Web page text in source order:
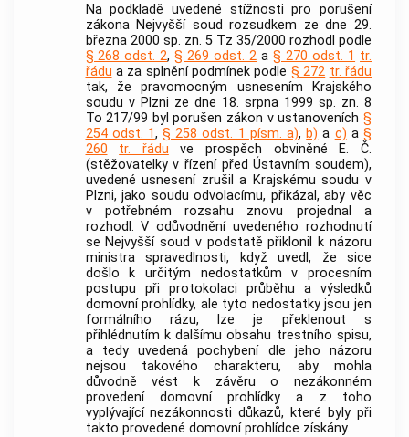
Na podkladě uvedené stížnosti pro porušení
zákona Nejvyšší soud rozsudkem ze dne 29.
března 2000 sp. zn. 5 Tz 35/2000 rozhodl podle
§ 268 odst. 2,§ 269 odst. 2 a§ 270 odst. 1 tr.
řádu a za splnění podmínek podle § 272 tr. řádu
tak, že pravomocným usnesením Krajského
soudu v Plzni ze dne 18. srpna 1999 sp. zn. 8
To 217/99 byl porušen zákon v ustanoveních §
254 odst. 1,§ 258 odst. 1 písm. a), b) a c) a§
260
tr. řádu ve prospěch obviněné E. Č.
(stěžovatelky v řízení předÚstavním soudem),
uvedené usnesení zrušil a Krajskému soudu v
Plzni, jako soudu odvolacímu, přikázal, aby věc
v potřebném rozsahu znovu projednal a
rozhodl. V odůvodnění uvedeného rozhodnutí
se Nejvyšší soud v podstatě přiklonil k názoru
ministra spravedlnosti, když uvedl, že sice
došlo k určitým nedostatkům v procesním
postupu při protokolaci průběhu a výsledků
domovní prohlídky, ale tyto nedostatky jsou jen
formálního rázu, lze je překlenout s
přihlédnutím k dalšímu obsahu trestního spisu,
a tedy uvedená pochybení dle jeho názoru
nejsou takového charakteru, aby mohla
důvodně vést k závěru o nezákonném
provedení domovní prohlídky a z toho
vyplývající nezákonnosti důkazů, které byly při
takto provedené domovní prohlídce získány.